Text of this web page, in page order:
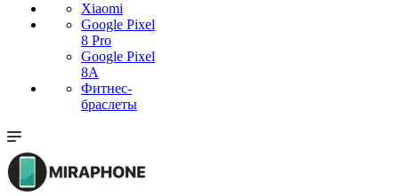
Xiaomi
Google Pixel
8 Pro
Google Pixel
8A
Фитнес-
браслеты